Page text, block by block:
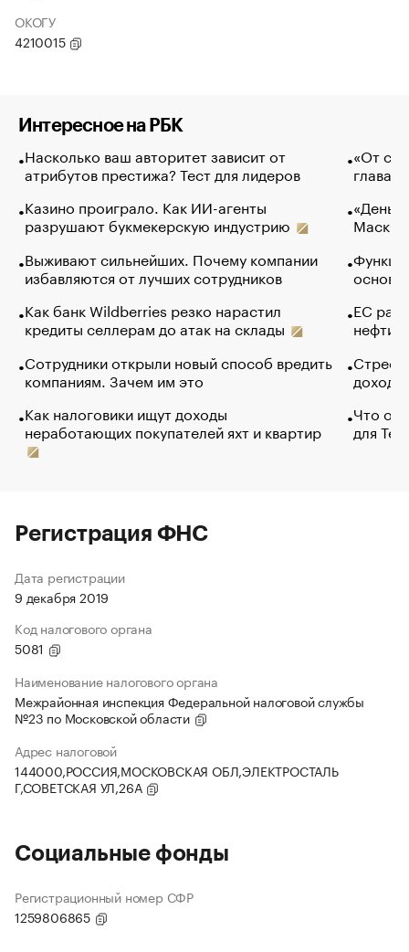
ОКОГУ
4210015
Интересное на РБК
Насколько ваш авторитет зависит от
атрибутов престижа? Тест для лидеров
Казино проиграло. Как ИИ-агенты
разрушают букмекерскую индустрию
Выживают сильнейших. Почему компании
избавляются от лучших сотрудников
Как банк Wildberries резко нарастил
кредиты селлерам до атак на склады
Сотрудники открыли новый способ вредить
компаниям. Зачем им это
Как налоговики ищут доходы
неработающих покупателей яхт и квартир
«От
глава
Маск в
основ
ЕС
нефти
Что
для
Регистрация ФНС
Дата регистрации
9 декабря 2019
Код налогового органа
5081
Наименование налогового органа
Межрайонная инспекция Федеральной налоговой службы
№23 по Московской области
Адрес налоговой
144000,РОССИЯ,МОСКОВСКАЯ ОБЛ,ЭЛЕКТРОСТАЛЬ
Г,СОВЕТСКАЯ УЛ,26А
Социальные фонды
Регистрационный номер СФР
1259806865